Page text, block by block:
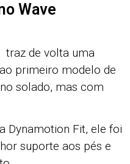
Wave
traz de volta uma
primeiro modelo de
solado, mas com
Dynamotion Fit, ele foi
suporte aos pés e